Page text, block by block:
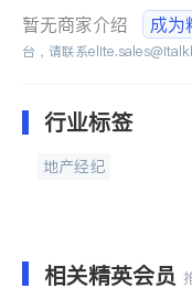
暂无商家介绍 成为
台，请联系
行业标签
地产经纪
相关精英会员